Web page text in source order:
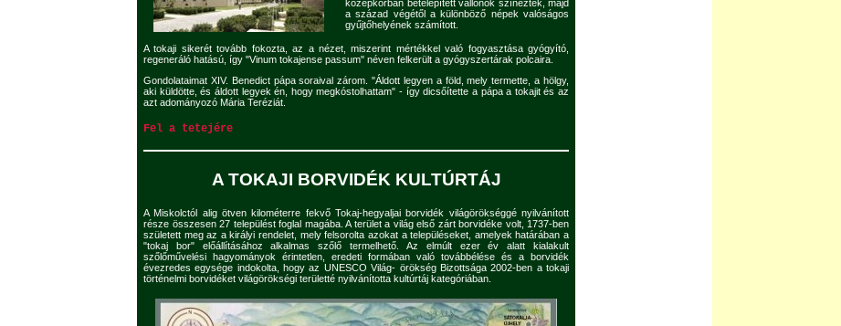
középkorban betelepített vallonok színezték, majd
a század végétől a különböző népek valóságos
gyűjtőhelyének számított.
A tokaji sikerét tovább fokozta, az a nézet, miszerint mértékkel való fogyasztása gyógyító,
regeneráló hatású, így "Vinum tokajense passum" néven felkerült a gyógyszertárak polcaira.
Gondolataimat XIV. Benedict pápa soraival zárom. "Áldott legyen a föld, mely termette, a hölgy,
aki küldötte, és áldott legyek én, hogy megkóstolhattam" - így dicsőítette a pápa a tokajit és az
azt adományozó Mária Teréziát.
Fel a tetejére
A TOKAJI BORVIDÉK KULTÚRTÁJ
A Miskolctól alig ötven kilométerre fekvő Tokaj-hegyaljai borvidék világörökséggé nyilvánított
része összesen 27 települést foglal magába. A terület a világ első zárt borvidéke volt, 1737-ben
született meg az a királyi rendelet, mely felsorolta azokat a településeket, amelyek határában a
"tokaj bor" előállításához alkalmas szőlő termelhető. Az elmúlt ezer év alatt kialakult
szőlőművelési hagyományok érintetlen, eredeti formában való továbbélése és a borvidék
évezredes egysége indokolta, hogy az UNESCO Világ- örökség Bizottsága 2002-ben a tokaji
történelmi borvidéket világörökségi területté nyilvánította kultúrtáj kategóriában.